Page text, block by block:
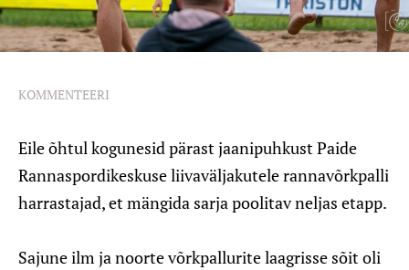
KOMMENTEERI
Eile õhtul kogunesid pärast jaanipuhkust Paide
Rannaspordikeskuse liivaväljakutele rannavõrkpalli
harrastajad, et mängida sarja poolitav neljas etapp.
Sajune ilm ja noorte võrkpallurite laagrisse sõit oli